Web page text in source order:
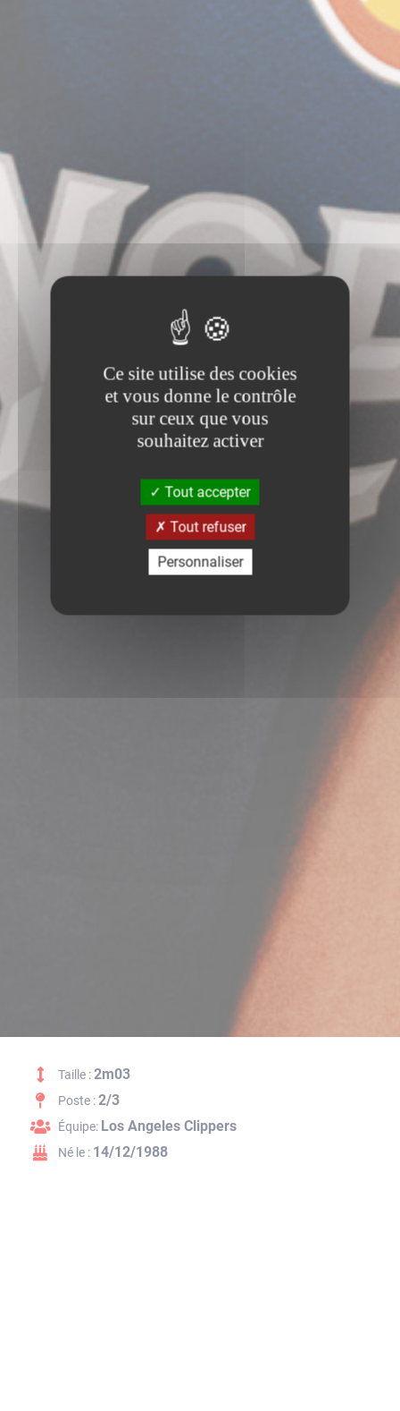
Taille :2m03
Poste :2/3
Équipe: Los Angeles Clippers
Né le : 14/12/1988
Ce site utilise des cookies
et vous donne le contrôle
sur ceux que vous
souhaitez activer
Tout accepter
Tout refuser
Personnaliser